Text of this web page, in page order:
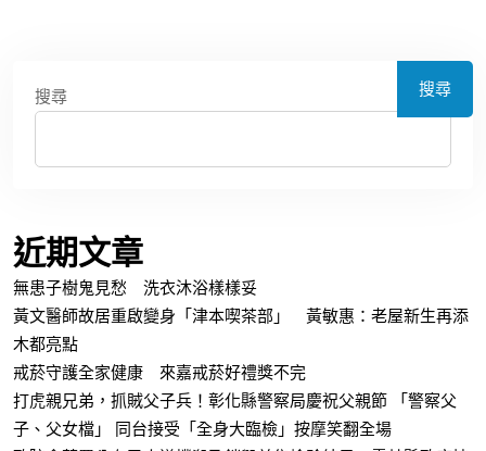
搜尋 搜尋
近期文章
無患子樹鬼見愁 洗衣沐浴樣樣妥
黃文醫師故居重啟變身「津本喫茶部」 黃敏惠：老屋新生再添
木都亮點
戒菸守護全家健康 來嘉戒菸好禮獎不完
打虎親兄弟，抓賊父子兵！彰化縣警察局慶祝父親節 「警察父
子、父女檔」 同台接受「全身大臨檢」按摩笑翻全場